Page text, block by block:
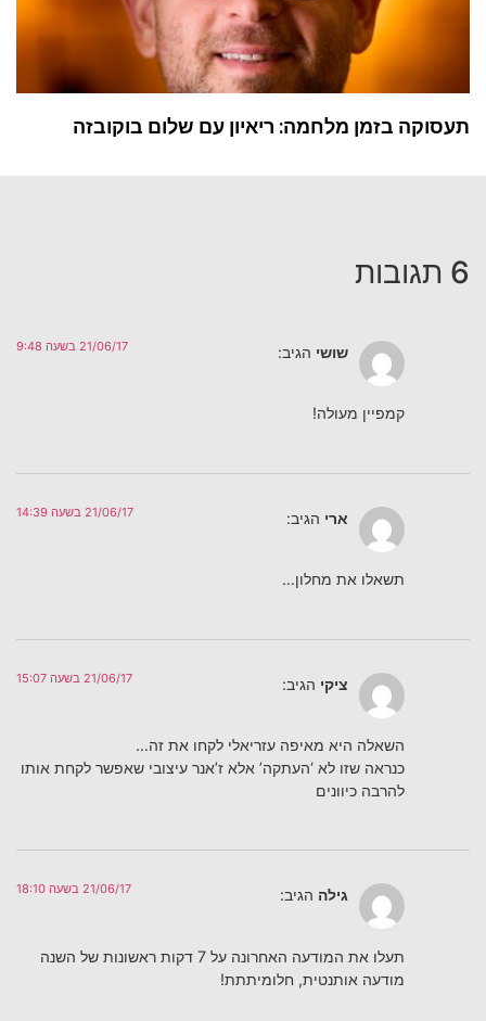
תעסוקה בזמן מלחמה: ריאיון עם שלום בוקובזה
6 תגובות
שושי הגיב: 21/06/17 בשעה 9:48
קמפיין מעולה!
ארי הגיב: 21/06/17 בשעה 14:39
תשאלו את מחלון…
ציקי הגיב: 21/06/17 בשעה 15:07
השאלה היא מאיפה עזריאלי לקחו את זה…
כנראה שזו לא ‘העתקה’ אלא ז’אנר עיצובי שאפשר לקחת אותו
להרבה כיוונים
גילה הגיב: 21/06/17 בשעה 18:10
תעלו את המודעה האחרונה על 7 דקות ראשונות של השנה
מודעה אותנטית, חלומיתתת!